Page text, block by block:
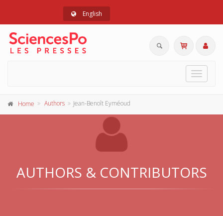
English
Toggle
Home Authors Jean-Benoît Eyméoud
AUTHORS & CONTRIBUTORS